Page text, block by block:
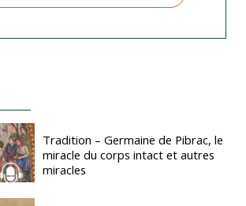
Tradition – Germaine de Pibrac, le
miracle du corps intact et autres
miracles